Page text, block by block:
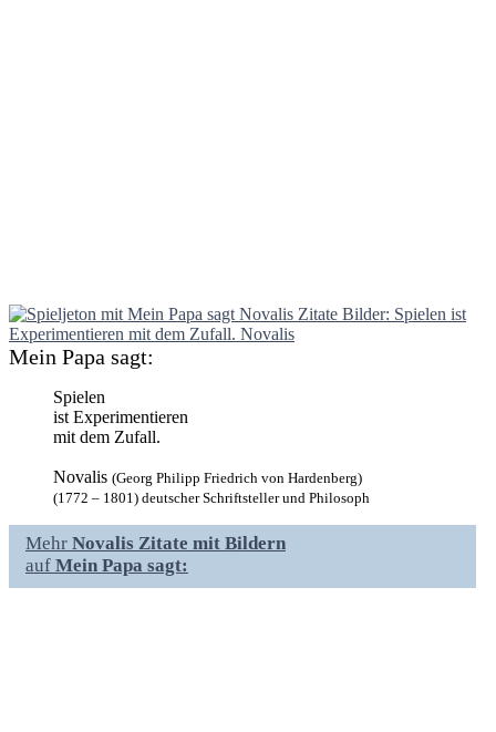
Mein Papa sagt:
Spielen
ist Experimentieren
mit dem Zufall.
Novalis (Georg Philipp Friedrich von Hardenberg)
(1772 – 1801) deutscher Schriftsteller und Philosoph
Mehr Novalis Zitate mit Bildern
auf Mein Papa sagt: